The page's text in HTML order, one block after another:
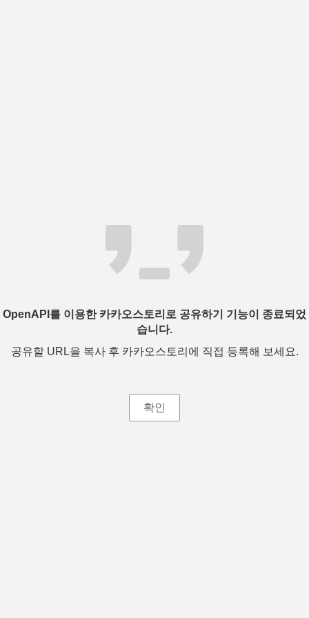
OpenAPI를 이용한 카카오스토리로 공유하기 기능이 종료되었
습니다.
공유할 URL을 복사 후 카카오스토리에 직접 등록해 보세요.
확인